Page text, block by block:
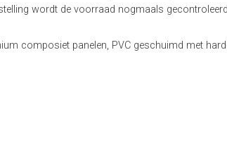
wordt de voorraad nogmaals
composiet panelen, PVC geschuimd met